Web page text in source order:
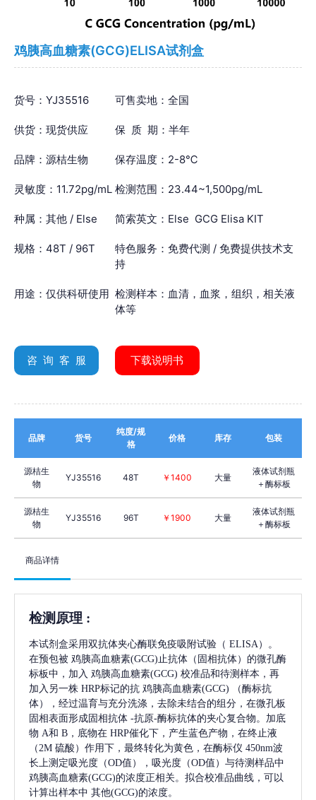
鸡胰高血糖素(GCG)ELISA试剂盒
货号：YJ35516 可售卖地：全国
供货：现货供应 保 质 期：半年
品牌：源桔生物 保存温度：2-8℃
灵敏度：11.72pg/mL 检测范围：23.44~1,500pg/mL
种属：其他 / Else 简索英文：Else GCG Elisa KIT
规格：48T / 96T
特色服务：免费代测 / 免费提供技术支
持
用途：仅供科研使用 检测样本：血清，血浆，组织，相关液
体等
咨 询 客 服 下载说明书
品牌 货号
纯度/规
格
价格 库存 包装
源桔生
物
YJ35516 48T ￥1400 大量
液体试剂瓶
＋酶标板
源桔生
物
YJ35516 96T ￥1900 大量
液体试剂瓶
＋酶标板
商品详情
检测原理 :
本试剂盒采用双抗体夹心酶联免疫吸附试验（ ELISA）。
在预包被 鸡胰高血糖素(GCG)止抗体（固相抗体）的微孔酶
标板中，加入 鸡胰高血糖素(GCG) 校准品和待测样本，再
加入另一株 HRP标记的抗 鸡胰高血糖素(GCG)
（酶标抗
体），经过温育与充分洗涤，去除未结合的组分，在微孔板
固相表面形成固相抗体 -抗原-酶标抗体的夹心复合物。加底
物 A和 B，底物在 HRP催化下，产生蓝色产物，在终止液
（2M 硫酸）作用下，最终转化为黄色，在酶标仪 450nm波
长上测定吸光度（OD值），吸光度（OD值）与待测样品中
鸡胰高血糖素(GCG)的浓度正相关。拟合校准品曲线，可以
计算出样本中 其他(GCG)的浓度。